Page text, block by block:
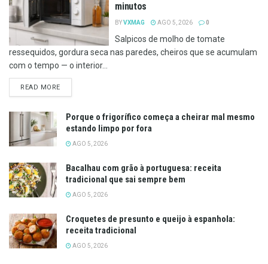
minutos
BYVXMAG AGO 5, 2026 0
Salpicos de molho de tomate
ressequidos, gordura seca nas paredes, cheiros que se acumulam
com o tempo — o interior...
READ MOREDETAILS
Porque o frigorífico começa a cheirar mal mesmo
estando limpo por fora
AGO 5, 2026
Bacalhau com grão à portuguesa: receita
tradicional que sai sempre bem
AGO 5, 2026
Croquetes de presunto e queijo à espanhola:
receita tradicional
AGO 5, 2026